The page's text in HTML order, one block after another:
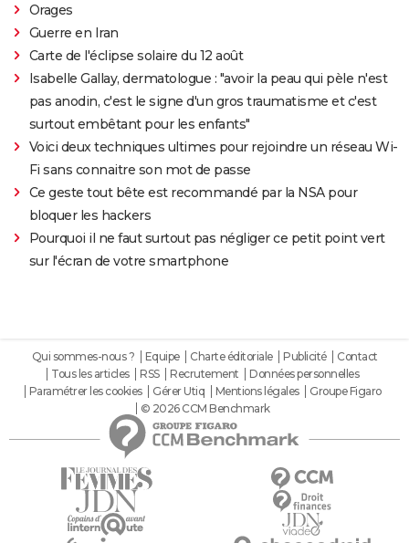
Orages
Guerre en Iran
Carte de l'éclipse solaire du 12 août
Isabelle Gallay, dermatologue : "avoir la peau qui pèle n'est
pas anodin, c'est le signe d'un gros traumatisme et c'est
surtout embêtant pour les enfants"
Voici deux techniques ultimes pour rejoindre un réseau Wi-
Fi sans connaitre son mot de passe
Ce geste tout bête est recommandé par la NSA pour
bloquer les hackers
Pourquoi il ne faut surtout pas négliger ce petit point vert
sur l'écran de votre smartphone
Qui sommes-nous ? Equipe Charte éditoriale Publicité
Contact
Tous les articles
RSS Recrutement
Données personnelles
Paramétrer les cookies
Gérer Utiq Mentions légales
Groupe Figaro
© 2026 CCM Benchmark